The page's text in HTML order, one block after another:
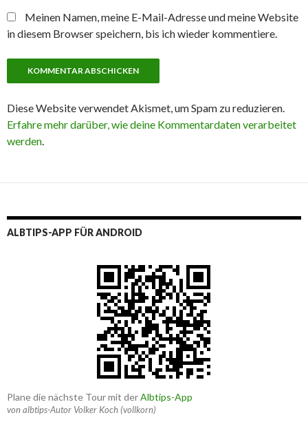
Meinen Namen, meine E-Mail-Adresse und meine Website
in diesem Browser speichern, bis ich wieder kommentiere.
Diese Website verwendet Akismet, um Spam zu reduzieren.
Erfahre mehr darüber, wie deine Kommentardaten verarbeitet
werden.
ALBTIPS-APP FÜR ANDROID
Plane die nächste Tour mit derAlbtips-App
von albtips-Autor Volker Koch (vollkorn)